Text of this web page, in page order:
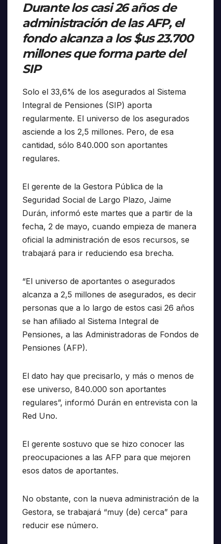
Durante los casi 26 años de
administración de las AFP, el
fondo alcanza a los $us 23.700
millones que forma parte del
SIP
Solo el 33,6% de los asegurados al Sistema
Integral de Pensiones (SIP) aporta
regularmente. El universo de los asegurados
asciende a los 2,5 millones. Pero, de esa
cantidad, sólo 840.000 son aportantes
regulares.
El gerente de la Gestora Pública de la
Seguridad Social de Largo Plazo, Jaime
Durán, informó este martes que a partir de la
fecha, 2 de mayo, cuando empieza de manera
oficial la administración de esos recursos, se
trabajará para ir reduciendo esa brecha.
“El universo de aportantes o asegurados
alcanza a 2,5 millones de asegurados, es decir
personas que a lo largo de estos casi 26 años
se han afiliado al Sistema Integral de
Pensiones, a las Administradoras de Fondos de
Pensiones (AFP).
El dato hay que precisarlo, y más o menos de
ese universo, 840.000 son aportantes
regulares”, informó Durán en entrevista con la
Red Uno.
El gerente sostuvo que se hizo conocer las
preocupaciones a las AFP para que mejoren
esos datos de aportantes.
No obstante, con la nueva administración de la
Gestora, se trabajará “muy (de) cerca” para
reducir ese número.